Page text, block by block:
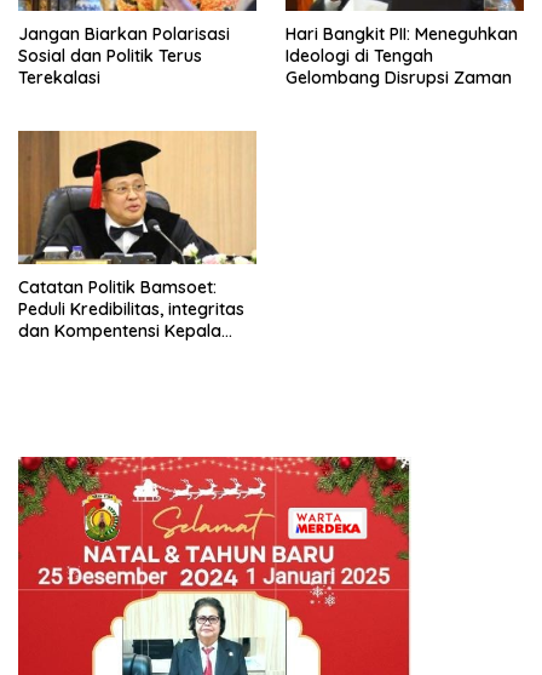
Jangan Biarkan Polarisasi
Sosial dan Politik Terus
Terekalasi
Hari Bangkit PII: Meneguhkan
Ideologi di Tengah
Gelombang Disrupsi Zaman
Catatan Politik Bamsoet:
Peduli Kredibilitas, integritas
dan Kompentensi Kepala